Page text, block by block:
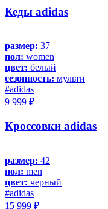
Кеды adidas
размер: 37
пол: women
цвет: белый
сезонность: мульти
#adidas
9 999 ₽
Кроссовки adidas
размер: 42
пол: men
цвет: черный
#adidas
15 999 ₽